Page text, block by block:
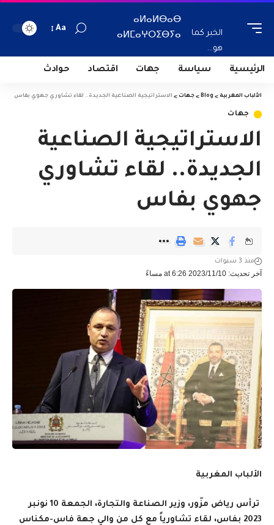
الخبر كما
هو...
ⴰⵍⴰⵍⴱⴰⴱ
ⴰⵍⵎⴰⵖⵔⵉⴱⵢⴰ
Aa
الرئيسية سياسة جهات اقتصاد حوادث
الألباب المغربية >
Blog
> جهات > الاستراتيجية الصناعية الجديدة.. لقاء تشاوري جهوي بفاس
جهات
الاستراتيجية الصناعية
الجديدة.. لقاء تشاوري
جهوي بفاس
آخر تحديث: 2023/11/10 at 6:26 مساءً
منذ 3 سنوات
الألباب المغربية
ترأس رياض مزّور، وزير الصناعة والتجارة، الجمعة 10 نونبر
2023 بفاس، لقاء تشاورياً مع كل من والي جهة فاس-مكناس